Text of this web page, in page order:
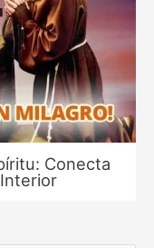
Conecta